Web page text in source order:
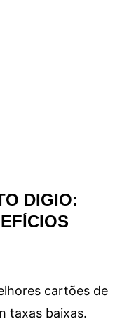
DIGIO:
cartões de
taxas baixas.